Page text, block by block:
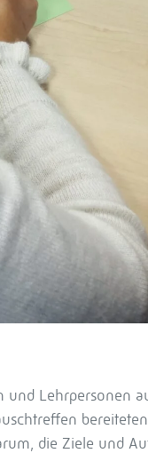
Lehrpersonen
die Ziele und